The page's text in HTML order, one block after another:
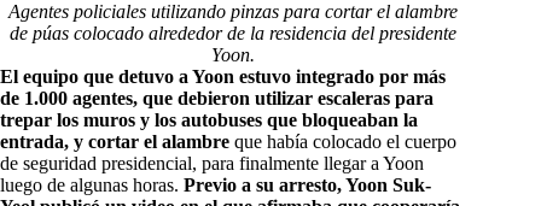
Agentes policiales utilizando pinzas para cortar el alambre
de púas colocado alrededor de la residencia del presidente
Yoon.
El equipo que detuvo a Yoon estuvo integrado por más
de 1.000 agentes, que debieron utilizar escaleras para
trepar los muros y los autobuses que bloqueaban la
entrada, y cortar el alambre que había colocado el cuerpo
de seguridad presidencial, para finalmente llegar a Yoon
luego de algunas horas. Previo a su arresto, Yoon Suk-